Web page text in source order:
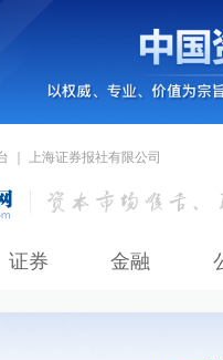
｜ 上海证券报社有限公司
证券 金融